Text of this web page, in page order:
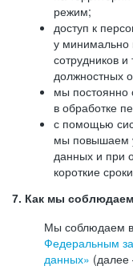
режим;
доступ к
у минимально
сотрудников
должностных
мы постоянно
в обработке
с помощью
мы повышаем
данных и при
короткие
7. Как мы
Мы соблюдаем
Федеральным
данных»